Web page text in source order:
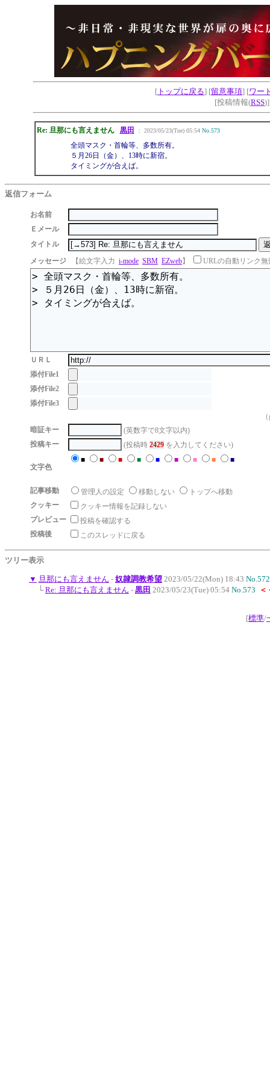
[ トップに戻る] [留意事項] [ワー
[投稿情報(RSS
Re: 旦那にも言えません 黒田 ： 2023/05/23(Tue) 05:54 No.573
全頭マスク・首輪等、多数所有。
５月26日（金）、13時に新宿。
タイミングが合えば。
返信フォーム
お名前
Ｅメール
タイトル
メッセージ
【絵文字入力 i-mode SBM EZweb】 URLの自動リンク無
ＵＲＬ
添付File1
添付File2
添付File3
暗証キー
(英数字で8文字以内)
投稿キー
(投稿時 2429 を入力してください)
文字色
■ ■ ■ ■ ■ ■ ■ ■ ■
記事移動 管理人の設定 移動しない
トップへ移動
クッキー
クッキー情報を記録しない
プレビュー
投稿を確認する
投稿後
このスレッドに戻る
ツリー表示
▼ 旦那にも言えません - 奴隷調教希望 2023/05/22(Mon) 18:43 No.572
└Re: 旦那にも言えません - 黒田 2023/05/23(Tue) 05:54 No.573 ＜
[標準/